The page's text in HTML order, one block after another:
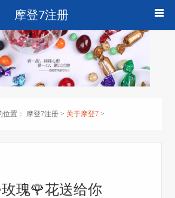
摩登7注册
位置： 摩登7注册 > 关于摩登7 >
瑰🌹花送给你